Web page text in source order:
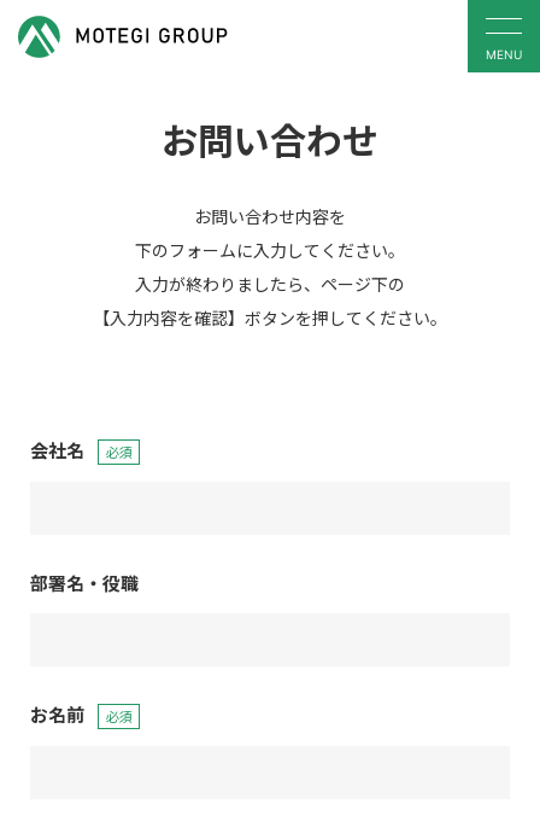
MENU
お問い合わせ
お問い合わせ内容を
下のフォームに入力してください。
入力が終わりましたら、ページ下の
【入力内容を確認】ボタンを押してください。
会社名 必須
部署名・役職
お名前 必須